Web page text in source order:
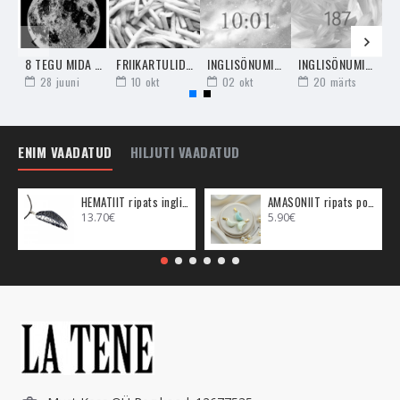
Labradoriiti on tervendajal kasulik tervendamise ajal kanda
ehtena või hoida seda erineval kujul.
Labradoriidit on väga müstiline ja spirituaalne kristall ning selle
toimed ei saagi olla vähem müstilisemad. Labradoriidil on
märgata kuhu poole sa peaksid liikuma ja miks just sellise
Labradoriidiga oled ehk mida rohkem sa seda kasutad, seda
kiiremini sa saatuserajal õigele teele jõuad.
Labradoriit aitab märgata seda miks mõni asi sinu elus üldse
omavahel on minevikus seotud olnud. Labradoriit aitab selgeks
mõelda kõik minevikus juhtunu ja see aitab sul seda kõike
mõista. Labradoriiti on väga kasulik koos
28 juuni 10 okt 02 okt 20 märts
ENIM VAADATUD HILJUTI VAADATUD
13.70€ 5.90€